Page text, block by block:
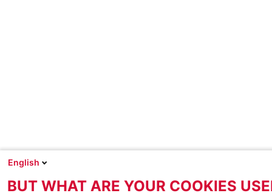
English
BUT WHAT ARE YOUR COOKIES